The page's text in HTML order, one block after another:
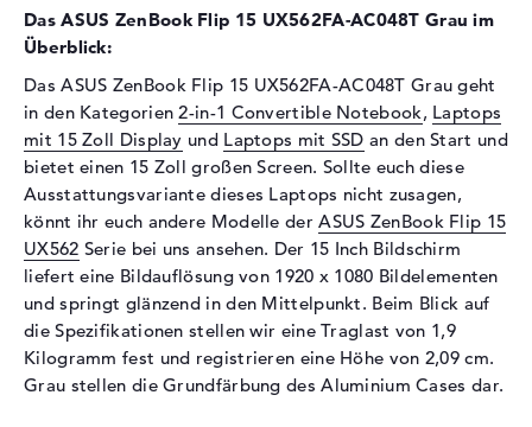
Display
Display-Typ
Max. Auflösung
1920 x 1080
Auflösungstyp
Full-HD
Besonderheiten
Multi-Touchscreen, glänzend,
LED-Hintergrundbeleuchtung,
IPS Panel, randlos
Kartenleser
Unterstützte Flash-
Speicherkarten
SD Memory Card
Audio
Soundkarte
ASUS SonicMaster
Das ASUS ZenBook Flip 15 UX562FA-AC048T Grau im
Überblick:
Das ASUS ZenBook Flip 15 UX562FA-AC048T Grau geht
in den Kategorien2-in-1 Convertible Notebook, Laptops
mit 15 Zoll Display und Laptops mit SSD an den Start und
bietet einen 15 Zoll großen Screen. Sollte euch diese
Ausstattungsvariante dieses Laptops nicht zusagen,
könnt ihr euch andere Modelle derASUS ZenBook Flip 15
UX562 Serie bei uns ansehen. Der 15 Inch Bildschirm
liefert eine Bildauflösung von 1920 x 1080 Bildelementen
und springt glänzend in den Mittelpunkt. Beim Blick auf
die Spezifikationen stellen wir eine Traglast von 1,9
Kilogramm fest und registrieren eine Höhe von 2,09 cm.
Grau stellen die Grundfärbung des Aluminium Cases dar.